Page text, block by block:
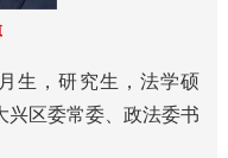
，研究生，法学硕
兴区委常委、政法委书